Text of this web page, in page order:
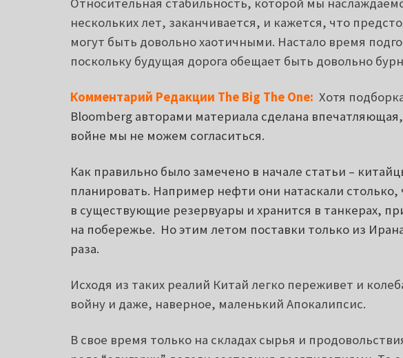
Относительная стабильность, которой мы
нескольких лет, заканчивается, и кажется, что
могут быть довольно хаотичными. Настало время
поскольку будущая дорога обещает быть довольно
Комментарий Редакции The Big The One: Хотя
Bloomberg авторами материала сделана
войне мы не можем согласиться.
Как правильно было замечено в начале статьи –
планировать. Например нефти они натаскали
в существующие резервуары и хранится в танкерах,
на побережье. Но этим летом поставки только из
раза.
Исходя из таких реалий Китай легко переживет и
войну и даже, наверное, маленький Апокалипсис.
В свое время только на складах сырья и